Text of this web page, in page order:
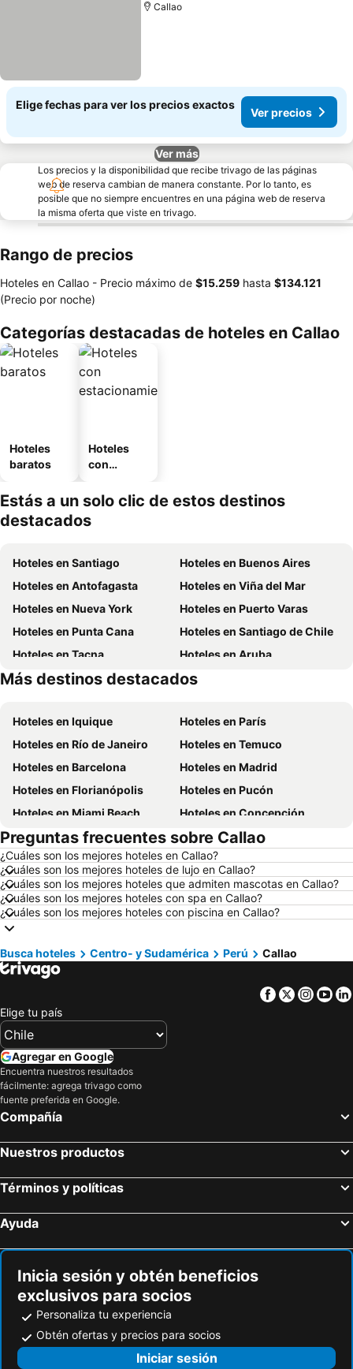
Callao
Elige fechas para ver los precios exactos
Ver precios
Ver más
Los precios y la disponibilidad que recibe trivago de las páginas
web de reserva cambian de manera constante. Por lo tanto, es
posible que no siempre encuentres en una página web de reserva
la misma oferta que viste en trivago.
Rango de precios
Hoteles en Callao - Precio máximo de ‎$15.259 hasta ‎$134.121
(Precio por noche)
Categorías destacadas de hoteles en Callao
Hoteles
baratos
Hoteles
con
miento
Estás a un solo clic de estos destinos
destacados
Hoteles en Santiago
Hoteles en Buenos Aires
Hoteles en Antofagasta
Hoteles en Viña del Mar
Hoteles en Nueva York
Hoteles en Puerto Varas
Hoteles en Punta Cana
Hoteles en Santiago de Chile
Hoteles en Tacna
Hoteles en Aruba
Hoteles en Curazao
Hoteles en Región Metropolitana de Santiago
Más destinos destacados
Hoteles en Iquique
Hoteles en París
Hoteles en Río de Janeiro
Hoteles en Temuco
Hoteles en Barcelona
Hoteles en Madrid
Hoteles en Florianópolis
Hoteles en Pucón
Hoteles en Miami Beach
Hoteles en Concepción
Hoteles en Roma
Hoteles en La Serena
Hoteles en Puerto Montt
Hoteles en Lima
Hoteles en Valdivia
Hoteles en San Andrés
Hoteles en Búzios
Hoteles en Chillán
Hoteles en Arica
Hoteles en Brasil
Hoteles en Chile
Hoteles en Chiloé
Hoteles en Cerdeña
Hoteles en Curicó
Hoteles en Jamaica
Hoteles en Puerto Plata
Hoteles en Costa Rica
Hoteles en Panamá
Preguntas frecuentes sobre Callao
¿Cuáles son los mejores hoteles en Callao?
¿Cuáles son los mejores hoteles de lujo en Callao?
¿Cuáles son los mejores hoteles que admiten mascotas en Callao?
¿Cuáles son los mejores hoteles con spa en Callao?
¿Cuáles son los mejores hoteles con piscina en Callao?
Busca hoteles Centro- y Sudamérica Perú Callao
Facebook
Twitter
Elige tu país
Agregar en Google
Encuentra nuestros resultados
fácilmente: agrega trivago como
fuente preferida en Google.
Compañía
Nuestros productos
Términos y políticas
Ayuda
Inicia sesión y obtén beneficios
exclusivos para socios
Personaliza tu experiencia
Obtén ofertas y precios para socios
Iniciar sesión